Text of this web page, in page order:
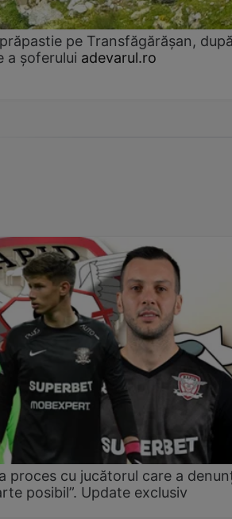
pe Transfăgărășan,
a șoferului adevarul.ro
proces cu jucătorul care a
posibil”. Update exclusiv